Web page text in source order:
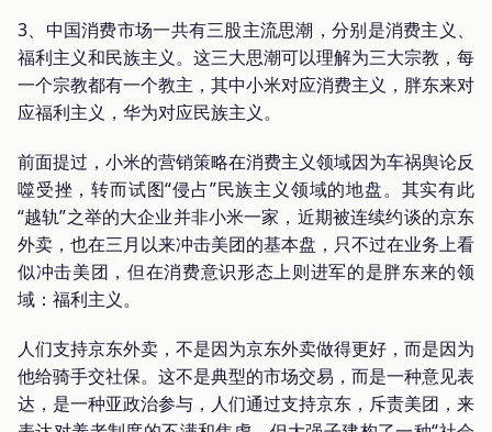
3、中国消费市场一共有三股主流思潮，分别是消费主义、
福利主义和民族主义。这三大思潮可以理解为三大宗教，每
一个宗教都有一个教主，其中小米对应消费主义，胖东来对
应福利主义，华为对应民族主义。
前面提过，小米的营销策略在消费主义领域因为车祸舆论反
噬受挫，转而试图“侵占”民族主义领域的地盘。其实有此
“越轨”之举的大企业并非小米一家，近期被连续约谈的京东
外卖，也在三月以来冲击美团的基本盘，只不过在业务上看
似冲击美团，但在消费意识形态上则进军的是胖东来的领
域：福利主义。
人们支持京东外卖，不是因为京东外卖做得更好，而是因为
他给骑手交社保。这不是典型的市场交易，而是一种意见表
达，是一种亚政治参与，人们通过支持京东，斥责美团，来